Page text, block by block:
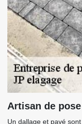
Artisan de
Un dallage et pavé